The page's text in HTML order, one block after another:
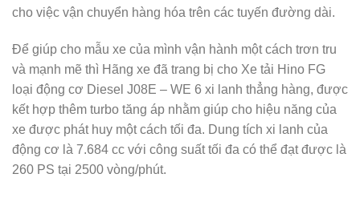
cho việc vận chuyển hàng hóa trên các tuyến đường dài.
Để giúp cho mẫu xe của mình vận hành một cách trơn tru
và mạnh mẽ thì Hãng xe đã trang bị cho Xe tải Hino FG
loại động cơ Diesel J08E – WE 6 xi lanh thẳng hàng, được
kết hợp thêm turbo tăng áp nhằm giúp cho hiệu năng của
xe được phát huy một cách tối đa. Dung tích xi lanh của
động cơ là 7.684 cc với công suất tối đa có thể đạt được là
260 PS tại 2500 vòng/phút.